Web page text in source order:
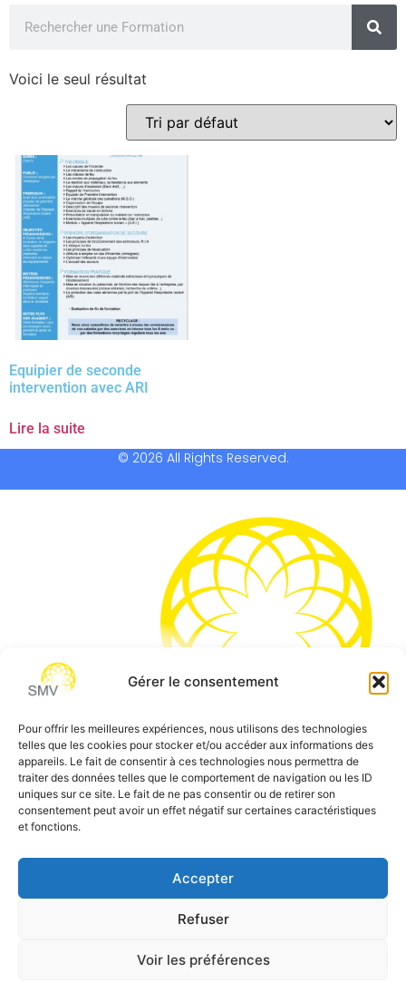
Gérer le consentement
Pour offrir les meilleures expériences, nous utilisons des technologies
telles que les cookies pour stocker et/ou accéder aux informations des
appareils. Le fait de consentir à ces technologies nous permettra de
traiter des données telles que le comportement de navigation ou les ID
uniques sur ce site. Le fait de ne pas consentir ou de retirer son
consentement peut avoir un effet négatif sur certaines caractéristiques
et fonctions.
Accepter
Refuser
Voir les préférences
Voici le seul résultat
Equipier de seconde
intervention avec ARI
Lire la suite
© 2026 All Rights Reserved.
SMV permet de vous aider à gagner du temps et vous
permettre de vous concentrer sur l’essentiel de votre
métier
Téléphone:0 805 69 64 75 / 02 37 34 04 04
contact@smvformation.fr
Création & Hébergement Web Cloud par